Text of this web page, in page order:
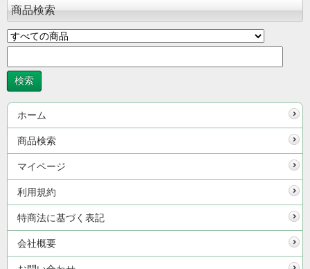
商品検索
ホーム
商品検索
マイページ
利用規約
特商法に基づく表記
会社概要